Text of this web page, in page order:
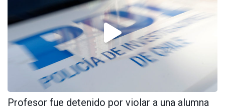
Profesor fue detenido por violar a una alumna